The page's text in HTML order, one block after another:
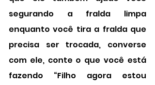
segurando a fralda limpa
enquanto você tira a fralda que
precisa ser trocada, converse
com ele, conte o que você está
fazendo “Filho agora estou